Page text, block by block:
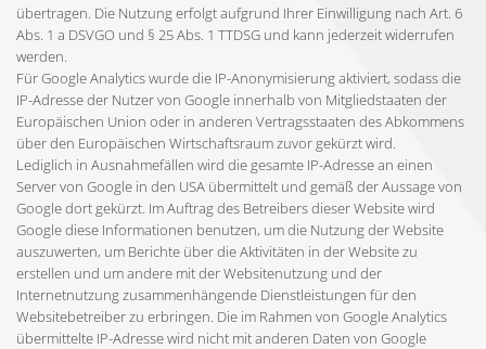
übertragen. Die Nutzung erfolgt aufgrund Ihrer Einwilligung nach Art. 6
Abs. 1 a DSVGO und § 25 Abs. 1 TTDSG und kann jederzeit widerrufen
werden.
Für Google Analytics wurde die IP-Anonymisierung aktiviert, sodass die
IP-Adresse der Nutzer von Google innerhalb von Mitgliedstaaten der
Europäischen Union oder in anderen Vertragsstaaten des Abkommens
über den Europäischen Wirtschaftsraum zuvor gekürzt wird.
Lediglich in Ausnahmefällen wird die gesamte IP-Adresse an einen
Server von Google in den USA übermittelt und gemäß der Aussage von
Google dort gekürzt. Im Auftrag des Betreibers dieser Website wird
Google diese Informationen benutzen, um die Nutzung der Website
auszuwerten, um Berichte über die Aktivitäten in der Website zu
erstellen und um andere mit der Websitenutzung und der
Internetnutzung zusammenhängende Dienstleistungen für den
Websitebetreiber zu erbringen. Die im Rahmen von Google Analytics
übermittelte IP-Adresse wird nicht mit anderen Daten von Google